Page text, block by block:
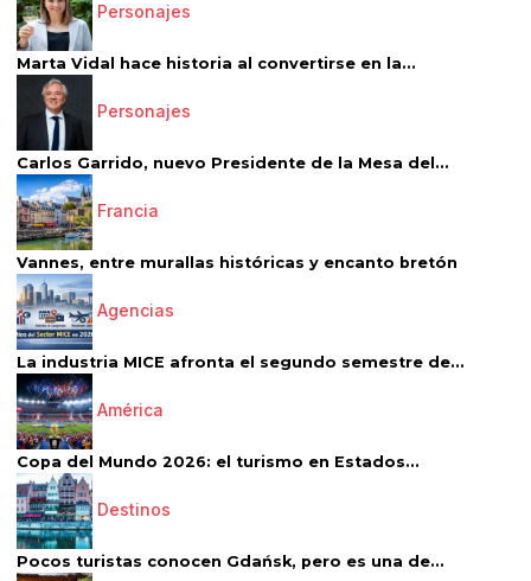
Personajes
Marta Vidal hace historia al convertirse en la...
Personajes
Carlos Garrido, nuevo Presidente de la Mesa del...
Francia
Vannes, entre murallas históricas y encanto bretón
Agencias
La industria MICE afronta el segundo semestre de...
América
Copa del Mundo 2026: el turismo en Estados...
Destinos
Pocos turistas conocen Gdańsk, pero es una de...